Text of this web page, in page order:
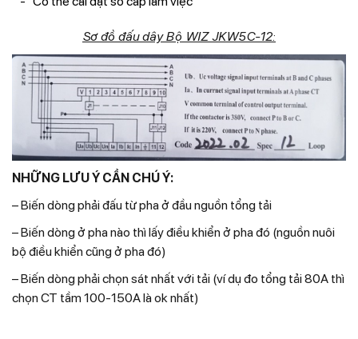
Sơ đồ đấu dây Bộ WIZ JKW5C-12:
NHỮNG LƯU Ý CẦN CHÚ Ý:
– Biến dòng phải đấu từ pha ở đầu nguồn tổng tải
– Biến dòng ở pha nào thì lấy điều khiển ở pha đó (nguồn nuôi
bộ điều khiển cũng ở pha đó)
– Biến dòng phải chọn sát nhất với tải (ví dụ đo tổng tải 80A thì
chọn CT tầm 100-150A là ok nhất)